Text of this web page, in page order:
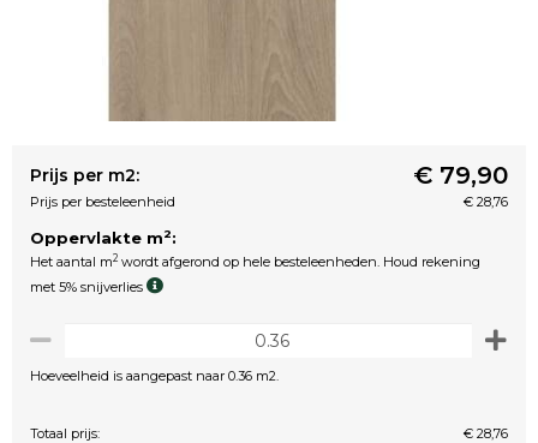
Prijs per m2: € 79,90
Prijs per besteleenheid € 28,76
Oppervlakte m2:
Het aantal m2 wordt afgerond op hele besteleenheden. Houd rekening
met 5% snijverlies
Hoeveelheid is aangepast naar 0.36 m2.
Totaal prijs:
€ 28,76